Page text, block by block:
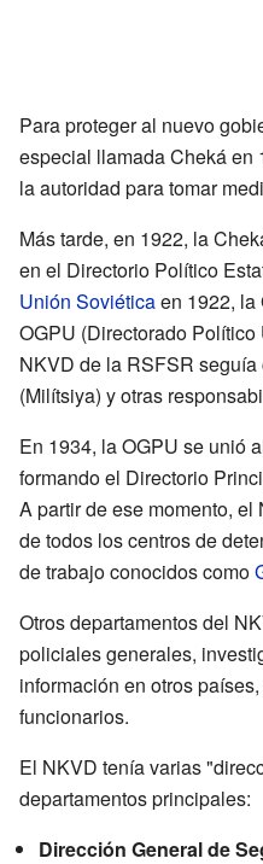
Para proteger al nuevo
especial llamada Cheká en
la autoridad para tomar
Más tarde, en 1922, la
en el Directorio Político
Unión Soviéticaen 1922, la
OGPU (Directorado
NKVD de la RSFSR
(Milítsiya) y otras
En 1934, la OGPU se unió
formando el Directorio
A partir de ese momento,
de todos los centros de
de trabajo conocidos como
Otros departamentos del
policiales generales,
información en otros
funcionarios.
El NKVD tenía varias
departamentos principales:
Dirección General de